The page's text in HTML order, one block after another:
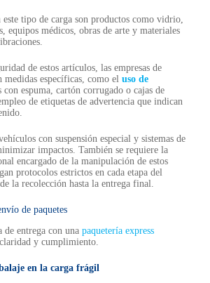
este tipo de carga son productos como vidrio,
equipos médicos, obras de arte y materiales
de estos artículos, las empresas de
específicas, como el uso de
espuma, cartón corrugado o cajas de
de etiquetas de advertencia que indican
con suspensión especial y sistemas de
impactos. También se requiere la
encargado de la manipulación de estos
protocolos estrictos en cada etapa del
la recolección hasta la entrega final.
de paquetes
de entrega con una paquetería express
y cumplimiento.
en la carga frágil